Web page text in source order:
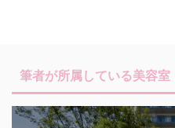
筆者が所属している美容室